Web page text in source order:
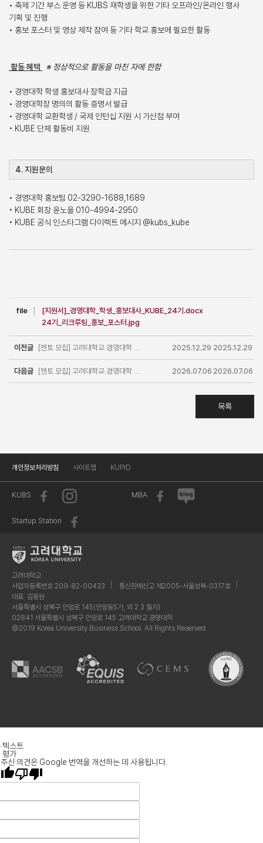
• 축제 기간 부스 운영 등 KUBS 재학생을 위한 기타 오프라인/온라인 행사
기획 및 진행
• 홍보 포스터 및 영상 제작 참여 등 기타 학교 홍보에 필요한 활동
활동 혜택 ※ 정상적으로 활동을 마친 자에 한함
• 경영대학 학생 홍보대사 장학금 지급
• 경영대학장 명의의 활동 증명서 발급
• 경영대학 교환학생 / 국제 인턴십 지원 시 가산점 부여
• KUBE 단체 활동비 지원
4. 지원문의
• 경영대학 홍보팀 02-3290-1688,1689
• KUBE 회장 윤노을 010-4994-2950
• KUBE 공식 인스타그램 다이렉트 메시지 @kubs_kube
file
[지원서]_경영대학_학생_홍보대사_KUBE_24기.docx
24기_리크루팅_홍보_포스터.jpg
이전글 [멘토 모집] 고려대학교 경영대학 <제20회 청소년 멘토링 데이> 재학생 봉사자 모집(~1/4) 2025.12.29 2025.12.29
다음글 [멘토 모집] 고려대학교 경영대학 <제21회 청소년 멘토링데이> 재학생 봉사자 모집(~7/5) 2026.07.06 2026.07.06
목록
개인정보처리방침 사이트맵 KUPID
KUBS MBA
Startup Station
고려대학교
사업자등록번호 209-82-00433
통신판매신고 제2005-서울성북-0317호
대표: 김동원
서울특별시 성북구 안암로 145(안암동5가, 외 2 3 필지)
02841 서울특별시 성북구 안암로 145 고려대학교 경영대학
@2019 Korea University Business School. All Rights Reserved.
텍스트
평가
신 의견은 Google 번역을 개선하는 데 사용됩니다.